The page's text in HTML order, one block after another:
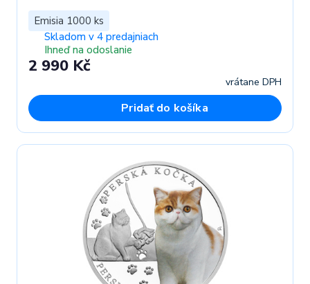
Emisia 1000 ks
Skladom v 4 predajniach
Ihneď na odoslanie
2 990 Kč
vrátane DPH
Pridať do košíka